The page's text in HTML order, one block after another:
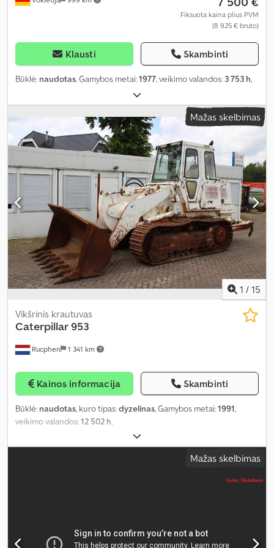
Fiksuota kaina plius PVM
(8 925 € bruto)
Klausti Skambinti
Būklė: naudotas, Gamybos metai:1977, veikimo valandos: 3 753 h,
Mažas skelbimas
1 / 15
Rucphen 1 341 km
Vikšrinis krautuvas
Caterpillar953
Kainos informacija Skambinti
Būklė: naudotas, kuro tipas:dyzelinas, Gamybos metai:1991,
veikimo valandos:12 502 h,
Mažas skelbimas